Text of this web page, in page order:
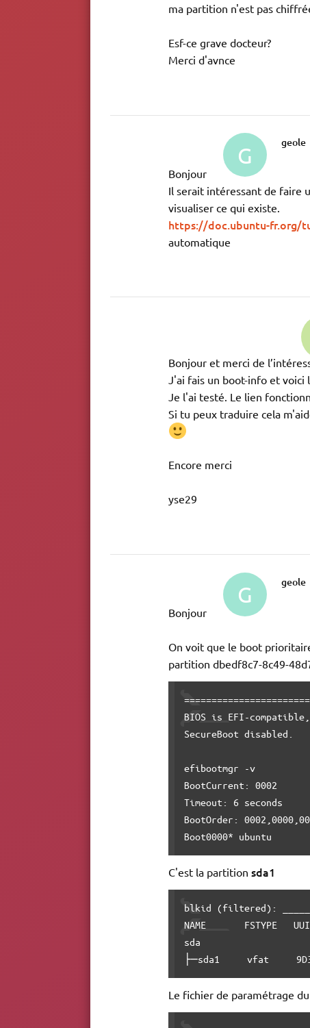
ma partition n'est pas
Esf-ce grave docteur?
Merci d'avnce
G geole
Bonjour
Il serait intéressant de faire
visualiser ce qui existe.
https://doc.ubuntu-fr.org/
automatique
Bonjour et merci de
J'ai fais un boot-info et voici
Je l'ai testé. Le lien
Si tu peux traduire cela
Encore merci
yse29
G geole
Bonjour
On voit que le boot
partition dbedf8c7-8c49-
BIOS is EFI-
SecureBoot disabled.
efibootmgr -v
BootCurrent: 0002
Timeout: 6 seconds
BootOrder:
C'est la partition sda1
blkid (filtered):
NAME       FSTYPE
├─sda1     vfat
Le fichier de paramétrage